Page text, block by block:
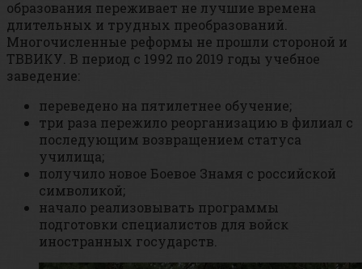
образования переживает не лучшие времена
длительных и трудных преобразований.
Многочисленные реформы не прошли стороной и
ТВВИКУ. В период с 1992 по 2019 годы учебное
заведение:
переведено на пятилетнее обучение;
три раза пережило реорганизацию в филиал с
последующим возвращением статуса
училища;
получило новое Боевое Знамя с российской
символикой;
начало реализовывать программы
подготовки специалистов для войск
иностранных государств.